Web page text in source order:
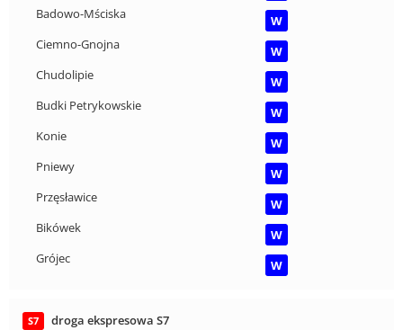
Badowo-Mściska
W
Ciemno-Gnojna
W
Chudolipie
W
Budki Petrykowskie
W
Konie
W
Pniewy
W
Przęsławice
W
Bikówek
W
Grójec
W
S7
droga ekspresowa S7